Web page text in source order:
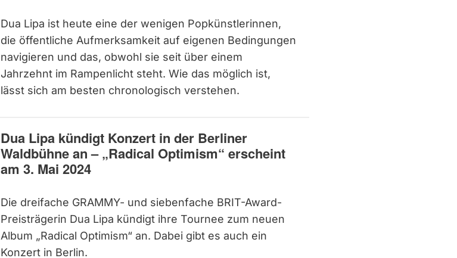
Dua Lipa ist heute eine der wenigen Popkünstlerinnen,
die öffentliche Aufmerksamkeit auf eigenen Bedingungen
navigieren und das, obwohl sie seit über einem
Jahrzehnt im Rampenlicht steht. Wie das möglich ist,
lässt sich am besten chronologisch verstehen.
Dua Lipa kündigt Konzert in der Berliner
Waldbühne an – „Radical Optimism“ erscheint
am 3. Mai 2024
Die dreifache GRAMMY- und siebenfache BRIT-Award-
Preisträgerin Dua Lipa kündigt ihre Tournee zum neuen
Album „Radical Optimism“ an. Dabei gibt es auch ein
Konzert in Berlin.